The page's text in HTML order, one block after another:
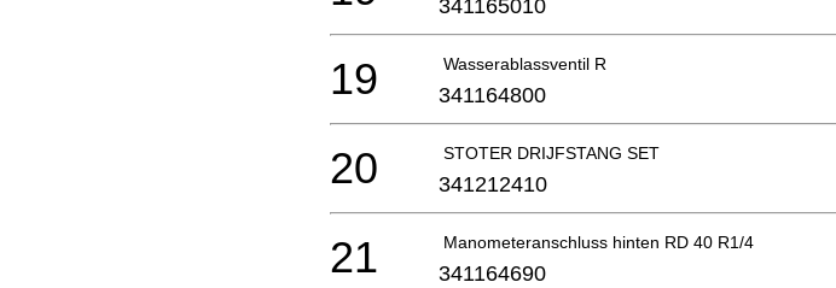
341165010
Wasserablassventil R
19 341164800
STOTER DRIJFSTANG SET
20 341212410
Manometeranschluss hinten RD 40 R1/4
21 341164690